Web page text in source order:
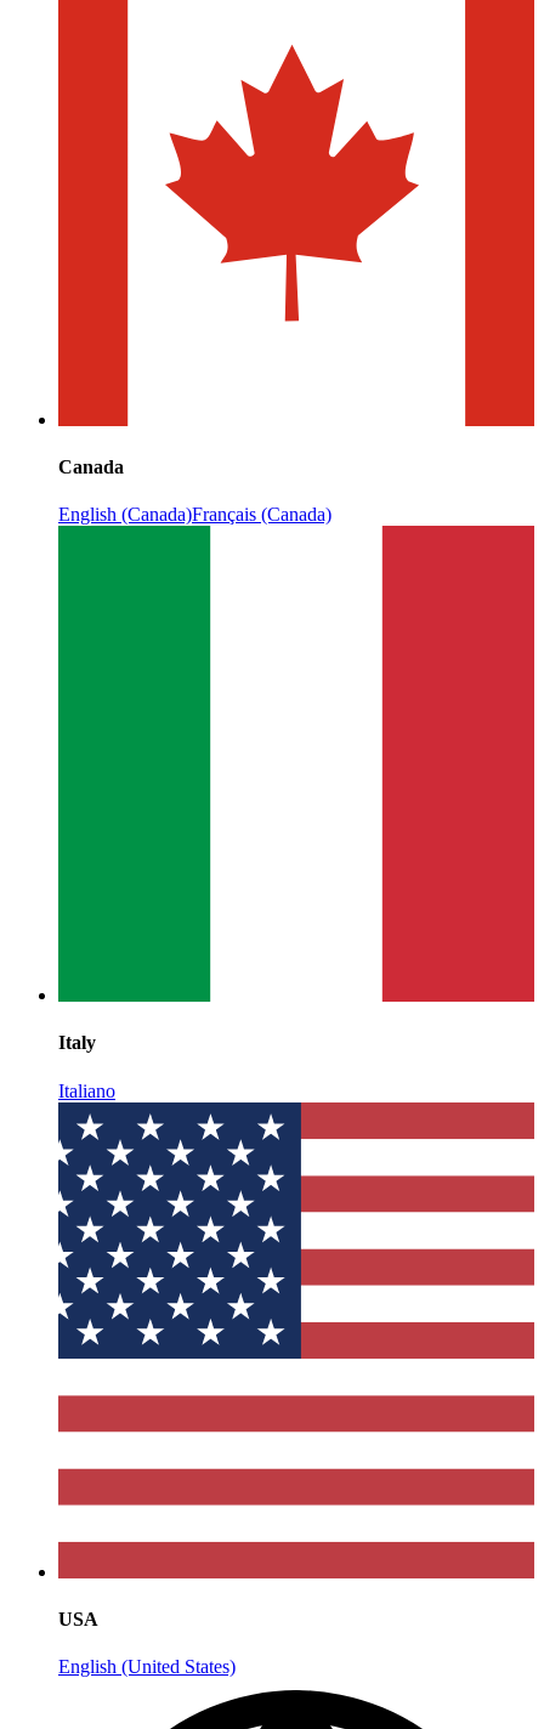
Canada
English (Canada)Français (Canada)
Italy
Italiano
USA
English (United States)